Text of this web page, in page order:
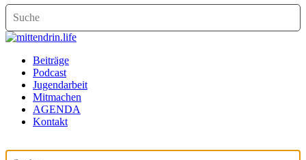
Beiträge
Podcast
Jugendarbeit
Mitmachen
AGENDA
Kontakt